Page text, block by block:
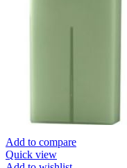
Add to compare
Quick view